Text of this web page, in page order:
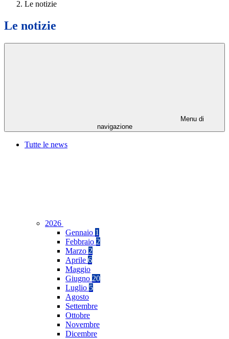
Le notizie
Le notizie
Menu di
navigazione
Tutte le news
2026
Gennaio 1
Febbraio 2
Marzo 2
Aprile 6
Maggio
Giugno 20
Luglio 5
Agosto
Settembre
Ottobre
Novembre
Dicembre